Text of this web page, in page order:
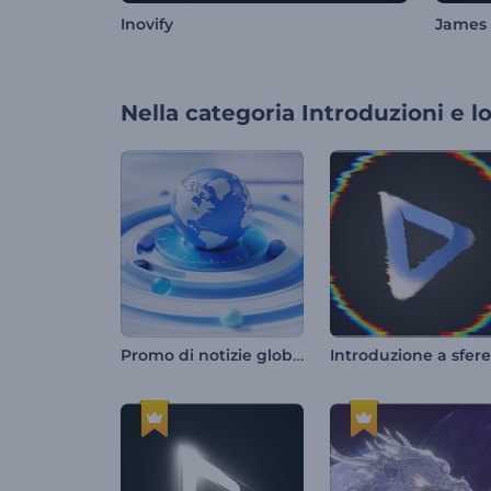
Inovify
Nella categoria Introduzioni e
Promo di notizie globali